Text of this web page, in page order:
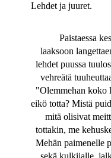
Lehdet ja juuret.
Paistaessa
laaksoon
lehdet puussa
vehreätä
"Olemmehan koko
eikö totta? Mistä
mitä olisivat
tottakin, me
Mehän paimenelle
sekä kulkijalle,